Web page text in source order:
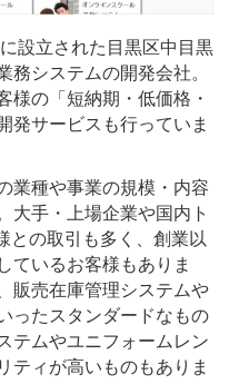
設立された目黒区中目黒
務システムの開発会社。
様の「短納期・低価格・
発サービスも行っていま
業種や事業の規模・内容
大手・上場企業や国内ト
との取引も多く、創業以
ているお客様もありま
販売在庫管理システムや
ったスタンダードなもの
テムやユニフォームレン
ティが高いものもありま